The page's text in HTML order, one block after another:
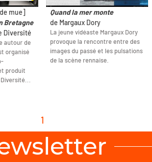
mue]
Bretagne
Diversité
autour de
organisé
produit
Quand la mer monte
de Margaux Dory
La jeune vidéaste Margaux Dory
provoque la rencontre entre des
images du passé et les pulsations
de la scène rennaise.
1